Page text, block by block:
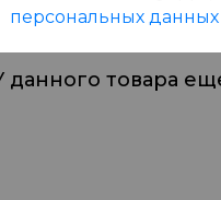
данного товара
персональных данных